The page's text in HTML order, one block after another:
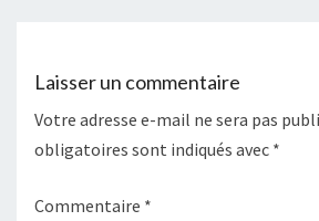
Laisser un commentaire
Votre adresse e-mail ne sera pas
obligatoires sont indiqués avec *
Commentaire *